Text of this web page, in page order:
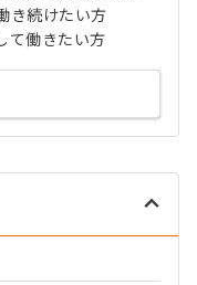
き続けたい方
て働きたい方